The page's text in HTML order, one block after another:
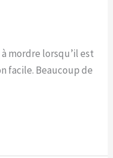
mordre lorsqu’il est
facile. Beaucoup de